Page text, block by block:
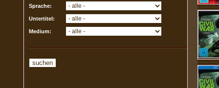
Sprache:
Untertitel:
Medium: